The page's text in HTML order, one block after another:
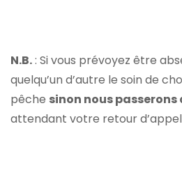
N.B.: Si vous prévoyez être
quelqu’un d’autre le soin de
pêche sinon nous
attendant votre retour